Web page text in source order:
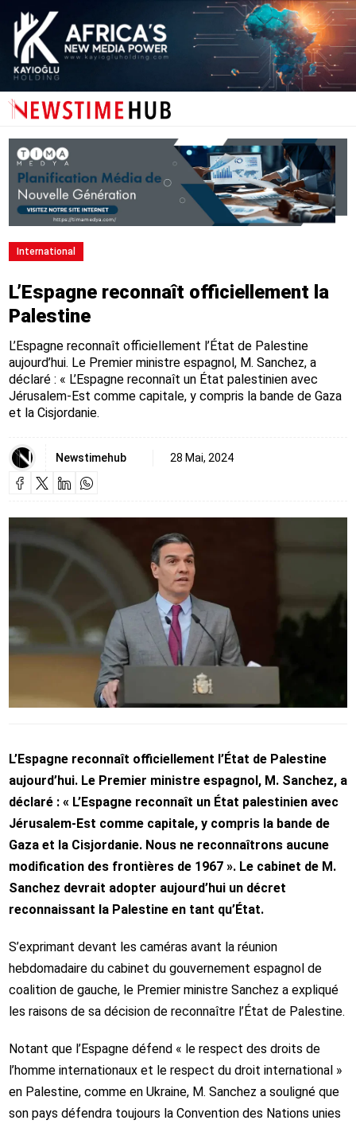
International
L’Espagne reconnaît officiellement la
Palestine
L’Espagne reconnaît officiellement l’État de Palestine
aujourd’hui. Le Premier ministre espagnol, M. Sanchez, a
déclaré : « L’Espagne reconnaît un État palestinien avec
Jérusalem-Est comme capitale, y compris la bande de Gaza
et la Cisjordanie.
Newstimehub 28 Mai, 2024
L’Espagne reconnaît officiellement l’État de Palestine
aujourd’hui. Le Premier ministre espagnol, M. Sanchez, a
déclaré : « L’Espagne reconnaît un État palestinien avec
Jérusalem-Est comme capitale, y compris la bande de
Gaza et la Cisjordanie. Nous ne reconnaîtrons aucune
modification des frontières de 1967 ». Le cabinet de M.
Sanchez devrait adopter aujourd’hui un décret
reconnaissant la Palestine en tant qu’État.
S’exprimant devant les caméras avant la réunion
hebdomadaire du cabinet du gouvernement espagnol de
coalition de gauche, le Premier ministre Sanchez a expliqué
les raisons de sa décision de reconnaître l’État de Palestine.
Notant que l’Espagne défend « le respect des droits de
l’homme internationaux et le respect du droit international »
en Palestine, comme en Ukraine, M. Sanchez a souligné que
son pays défendra toujours la Convention des Nations unies